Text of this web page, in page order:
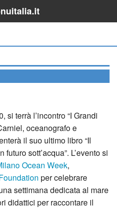
si terrà l’incontro “I Grandi
oceanografo e
il suo ultimo libro “Il
futuro sott’acqua”. L’evento si
Ocean Week,
per celebrare
settimana dedicata al mare
didattici per raccontare il